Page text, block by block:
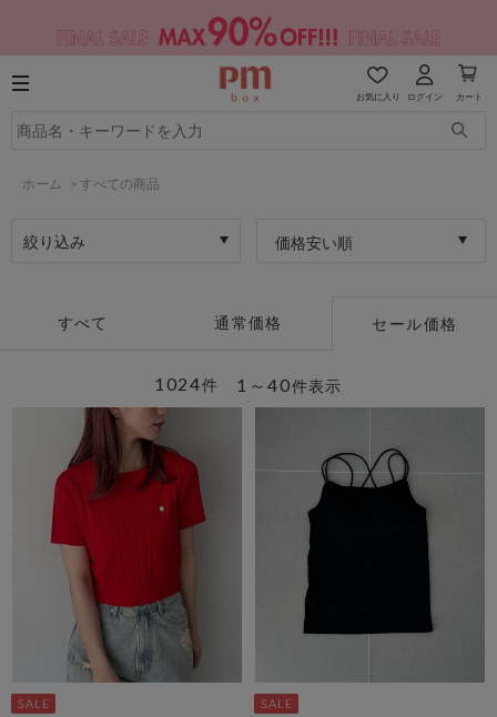
お気に入り ログイン カート
ホーム > すべての商品
絞り込み 価格安い順
すべて 通常価格 セール価格
1～40件表示
1024件